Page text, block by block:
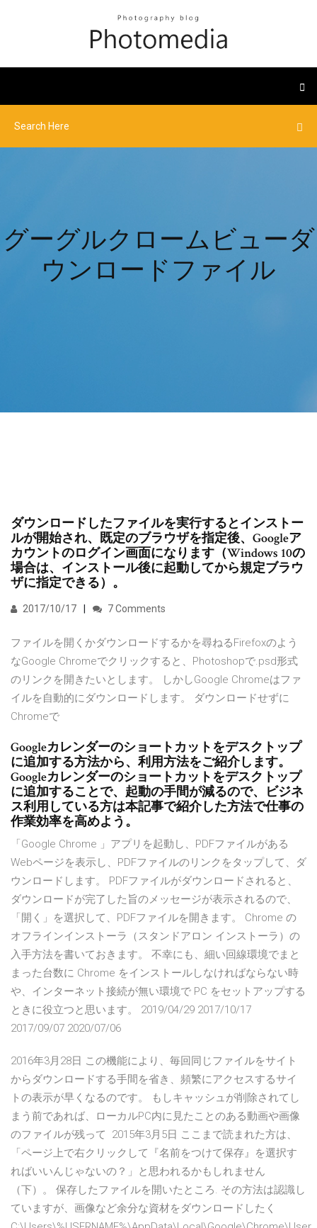
グーグルクロームビューダ
ウンロードファイル
ダウンロードしたファイルを実行するとインストー
ルが開始され、既定のブラウザを指定後、Googleア
カウントのログイン画面になります（Windows 10の
場合は、インストール後に起動してから規定ブラウ
ザに指定できる）。
2017/10/17 7 Comments
ファイルを開くかダウンロードするかを尋ねるFirefoxのよう
なGoogle Chromeでクリックすると、Photoshopで.psd形式
のリンクを開きたいとします。 しかしGoogle Chromeはファ
イルを自動的にダウンロードします。 ダウンロードせずに
Chromeで
Googleカレンダーのショートカットをデスクトップ
に追加する方法から、利用方法をご紹介します。
Googleカレンダーのショートカットをデスクトップ
に追加することで、起動の手間が減るので、ビジネ
ス利用している方は本記事で紹介した方法で仕事の
作業効率を高めよう。
「Google Chrome 」アプリを起動し、PDFファイルがある
Webページを表示し、PDFファイルのリンクをタップして、ダ
ウンロードします。 PDFファイルがダウンロードされると、
ダウンロードが完了した旨のメッセージが表示されるので、
「開く」を選択して、PDFファイルを開きます。 Chrome の
オフラインインストーラ（スタンドアロン インストーラ）の
入手方法を書いておきます。 不幸にも、細い回線環境でまと
まった台数に Chrome をインストールしなければならない時
や、インターネット接続が無い環境で PC をセットアップする
ときに役立つと思います。 2019/04/29 2017/10/17
2017/09/07 2020/07/06
2016年3月28日 この機能により、毎回同じファイルをサイト
からダウンロードする手間を省き、頻繁にアクセスするサイ
トの表示が早くなるのです。 もしキャッシュが削除されてし
まう前であれば、ローカルPC内に見たことのある動画や画像
のファイルが残って 2015年3月5日 ここまで読まれた方は、
「ページ上で右クリックして『名前をつけて保存』を選択す
ればいいんじゃないの？」と思われるかもしれません
（下）。 保存したファイルを開いたところ. その方法は認識し
ていますが、画像など余分な資材をダウンロードしたく